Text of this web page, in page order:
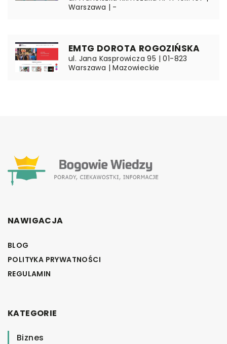
Warszawa | -
EMTG DOROTA ROGOZIŃSKA
ul. Jana Kasprowicza 95 | 01-823
Warszawa | Mazowieckie
NAWIGACJA
BLOG
POLITYKA PRYWATNOŚCI
REGULAMIN
KATEGORIE
Biznes